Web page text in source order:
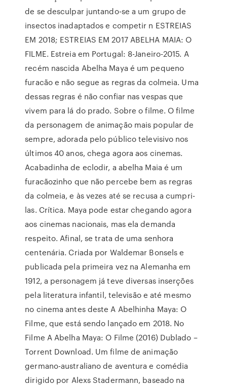
de se desculpar juntando-se a um grupo de
insectos inadaptados e competir n ESTREIAS
EM 2018; ESTREIAS EM 2017 ABELHA MAIA: O
FILME. Estreia em Portugal: 8-Janeiro-2015. A
recém nascida Abelha Maya é um pequeno
furacão e não segue as regras da colmeia. Uma
dessas regras é não confiar nas vespas que
vivem para lá do prado. Sobre o filme. O filme
da personagem de animação mais popular de
sempre, adorada pelo público televisivo nos
últimos 40 anos, chega agora aos cinemas.
Acabadinha de eclodir, a abelha Maia é um
furacãozinho que não percebe bem as regras
da colmeia, e às vezes até se recusa a cumpri-
las. Crítica. Maya pode estar chegando agora
aos cinemas nacionais, mas ela demanda
respeito. Afinal, se trata de uma senhora
centenária. Criada por Waldemar Bonsels e
publicada pela primeira vez na Alemanha em
1912, a personagem já teve diversas inserções
pela literatura infantil, televisão e até mesmo
no cinema antes deste A Abelhinha Maya: O
Filme, que está sendo lançado em 2018. No
Filme A Abelha Maya: O Filme (2016) Dublado –
Torrent Download. Um filme de animação
germano-australiano de aventura e comédia
dirigido por Alexs Stadermann, baseado na